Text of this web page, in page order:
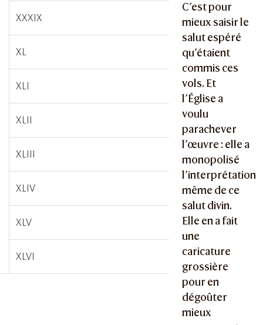
C’est pour
mieux saisir le
salut espéré
qu’étaient
commis ces
vols. Et
l’Église a
voulu
parachever
l’œuvre : elle a
monopolisé
l’interprétation
même de ce
salut divin.
Elle en a fait
une
caricature
grossière
pour en
dégoûter
mieux
XXXIX
XL
XLI
XLII
XLIII
XLIV
XLV
XLVI